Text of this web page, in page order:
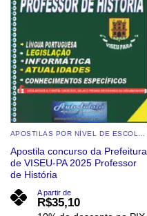
podem
ser
escolhidas
na
página
do
produto
Apostila concurso da Prefeitura
de VISEU-PA 2025 Professor
de História
A partir de
R$35,10